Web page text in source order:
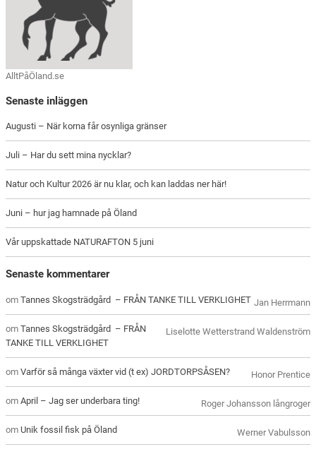
AlltPåÖland.se
Senaste inläggen
Augusti – När korna får osynliga gränser
Juli – Har du sett mina nycklar?
Natur och Kultur 2026 är nu klar, och kan laddas ner här!
Juni – hur jag hamnade på Öland
Vår uppskattade NATURAFTON 5 juni
Senaste kommentarer
Jan Herrmann
omTannes Skogsträdgård – FRÅN TANKE TILL VERKLIGHET
Liselotte Wetterstrand Waldenström
omTannes Skogsträdgård – FRÅN
TANKE TILL VERKLIGHET
Honor Prentice
omVarför så många växter vid (t ex) JORDTORPSÅSEN?
Roger Johansson långroger
omApril – Jag ser underbara ting!
Werner Vabulsson
om Unik fossil fisk på Öland